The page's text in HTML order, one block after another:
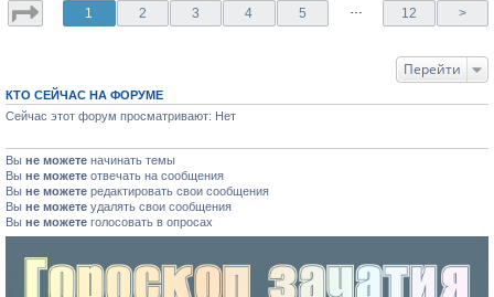
1 2 3 4 5 … 12 >
Перейти
КТО СЕЙЧАС НА ФОРУМЕ
Сейчас этот форум просматривают: Нет
Вы не можете начинать темы
Вы не можете отвечать на сообщения
Вы не можете редактировать свои сообщения
Вы не можете удалять свои сообщения
Вы не можете голосовать в опросах